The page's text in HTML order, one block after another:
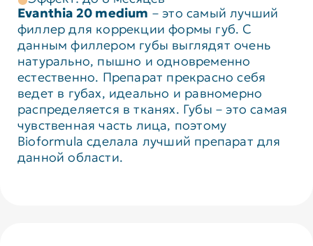
Evanthia 20 medium – это самый лучший
филлер для коррекции формы губ. С
данным филлером губы выглядят очень
натурально, пышно и одновременно
естественно. Препарат прекрасно себя
ведет в губах, идеально и равномерно
распределяется в тканях. Губы – это самая
чувственная часть лица, поэтому
Bioformula сделала лучший препарат для
данной области.